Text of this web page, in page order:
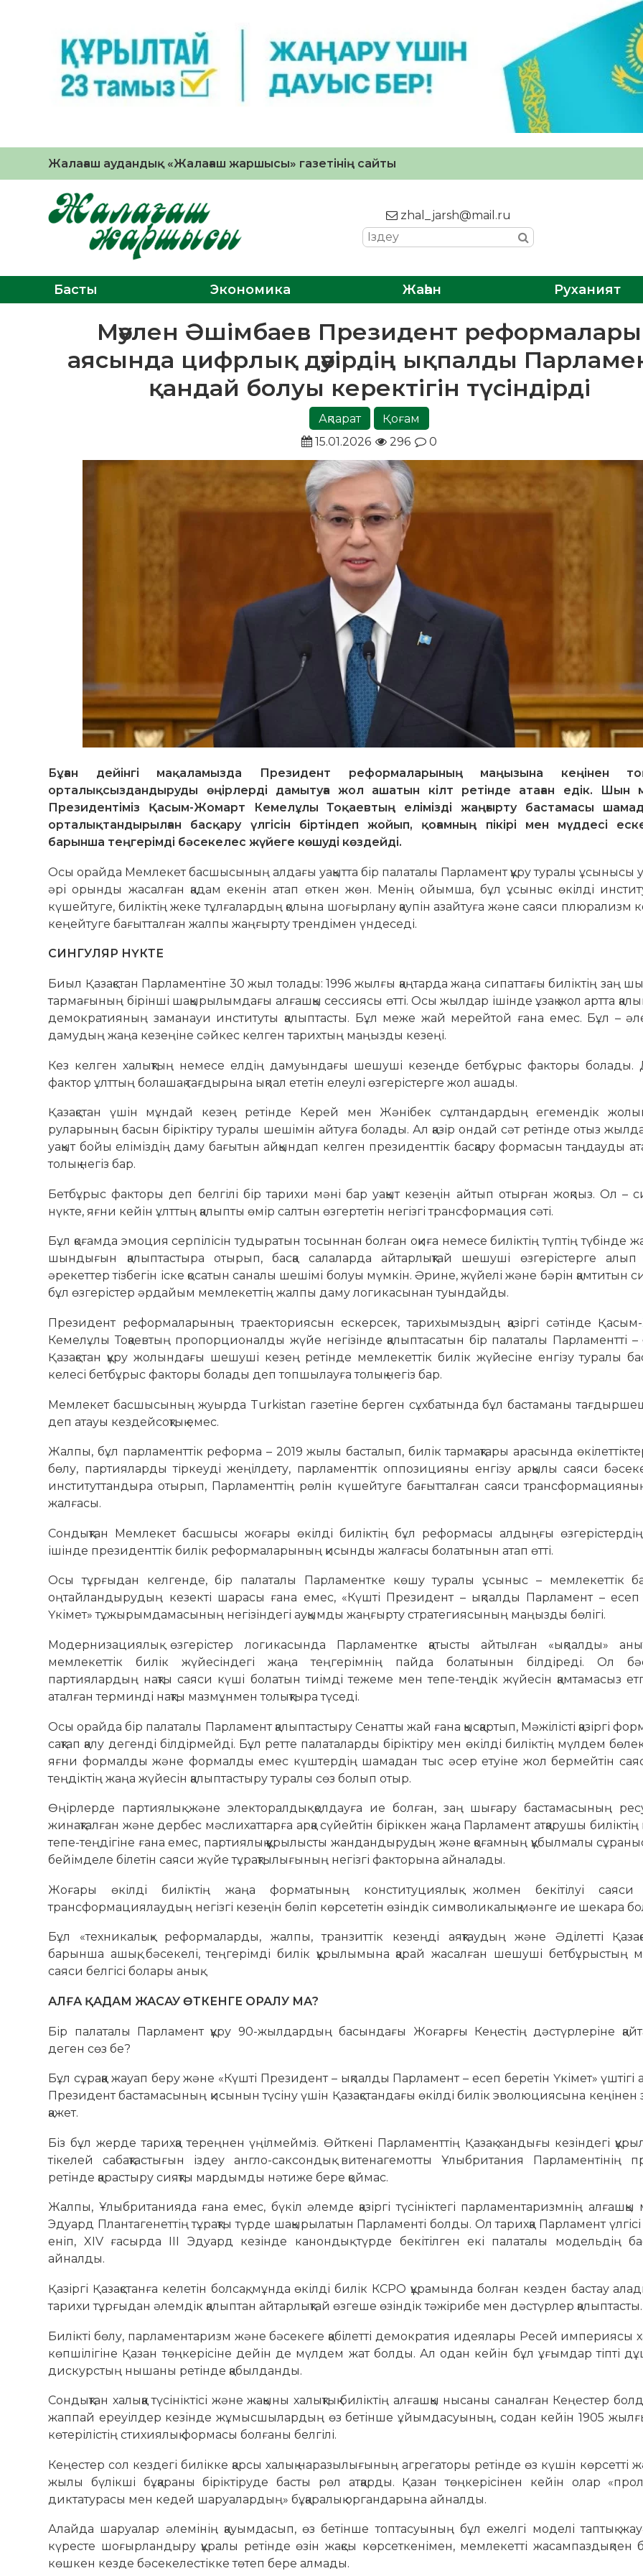
Жалағаш аудандық «Жалағаш жаршысы» газетінің сайты
zhal_jarsh@mail.ru
Басты Экономика Жаһан Руханият
Мәулен Әшімбаев Президент реформалары
аясында цифрлық дәуірдің ықпалды
қандай болуы керектігін түсіндірді
Ақпарат
Қоғам
15.01.2026
296 0
Бұған дейінгі мақаламызда Президент реформаларының маңызына кеңінен
орталықсыздандыруды өңірлерді дамытуға жол ашатын кілт ретінде атаған едік. Шын
Президентіміз Қасым-Жомарт Кемелұлы Тоқаевтың елімізді жаңғырту бастамасы
орталықтандырылған басқару үлгісін біртіндеп жойып, қоғамның пікірі мен мүддесі
барынша теңгерімді бәсекелес жүйеге көшуді көздейді.
Осы орайда Мемлекет басшысының алдағы уақытта бір палаталы Парламент құру туралы ұсынысы
әрі орынды жасалған қадам екенін атап өткен жөн. Менің ойымша, бұл ұсыныс өкілді
күшейтуге, биліктің жеке тұлғалардың қолына шоғырлану қаупін азайтуға және саяси плюрализм
кеңейтуге бағытталған жалпы жаңғырту трендімен үндеседі.
СИНГУЛЯР НҮКТЕ
Биыл Қазақстан Парламентіне 30 жыл толады: 1996 жылғы қаңтарда жаңа сипаттағы биліктің заң
тармағының бірінші шақырылымдағы алғашқы сессиясы өтті. Осы жылдар ішінде ұзақ жол артта
демократияның заманауи институты қалыптасты. Бұл меже жай мерейтой ғана емес. Бұл –
дамудың жаңа кезеңіне сәйкес келген тарихтың маңызды кезеңі.
Кез келген халықтың немесе елдің дамуындағы шешуші кезеңде бетбұрыс факторы болады.
фактор ұлттың болашақ тағдырына ықпал ететін елеулі өзгерістерге жол ашады.
Қазақстан үшін мұндай кезең ретінде Керей мен Жәнібек сұлтандардың егемендік
руларының басын біріктіру туралы шешімін айтуға болады. Ал қазір ондай сәт ретінде отыз
уақыт бойы еліміздің даму бағытын айқындап келген президенттік басқару формасын таңдауды
толық негіз бар.
Бетбұрыс факторы деп белгілі бір тарихи мәні бар уақыт кезеңін айтып отырған жоқпыз. Ол –
нүкте, яғни кейін ұлттың қалыпты өмір салтын өзгертетін негізгі трансформация сәті.
Бұл қоғамда эмоция серпілісін тудыратын тосыннан болған оқиға немесе биліктің түптің түбінде
шындығын қалыптастыра отырып, басқа салаларда айтарлықтай шешуші өзгерістерге алып
әрекеттер тізбегін іске қосатын саналы шешімі болуы мүмкін. Әрине, жүйелі және бәрін қамтитын
бұл өзгерістер әрдайым мемлекеттің жалпы даму логикасынан туындайды.
Президент реформаларының траекториясын ескерсек, тарихымыздың қазіргі сәтінде
Кемелұлы Тоқаевтың пропорционалды жүйе негізінде қалыптасатын бір палаталы Парламентті –
Қазақстан құру жолындағы шешуші кезең ретінде мемлекеттік билік жүйесіне енгізу туралы
келесі бетбұрыс факторы болады деп топшылауға толық негіз бар.
Мемлекет басшысының жуырда Turkistan газетіне берген сұхбатында бұл бастаманы
деп атауы кездейсоқтық емес.
Жалпы, бұл парламенттік реформа – 2019 жылы басталып, билік тармақтары арасында
бөлу, партияларды тіркеуді жеңілдету, парламенттік оппозицияны енгізу арқылы саяси
институттандыра отырып, Парламенттің рөлін күшейтуге бағытталған саяси
жалғасы.
Сондықтан Мемлекет басшысы жоғары өкілді биліктің бұл реформасы алдыңғы
ішінде президенттік билік реформаларының қисынды жалғасы болатынын атап өтті.
Осы тұрғыдан келгенде, бір палаталы Парламентке көшу туралы ұсыныс – мемлекеттік
оңтайландырудың кезекті шарасы ғана емес, «Күшті Президент – ықпалды Парламент – есеп
Үкімет» тұжырымдамасының негізіндегі ауқымды жаңғырту стратегиясының маңызды бөлігі.
Модернизациялық өзгерістер логикасында Парламентке қатысты айтылған «ықпалды»
мемлекеттік билік жүйесіндегі жаңа теңгерімнің пайда болатынын білдіреді. Ол
партиялардың нақты саяси күші болатын тиімді тежеме мен тепе-теңдік жүйесін қамтамасыз
аталған терминді нақты мазмұнмен толықтыра түседі.
Осы орайда бір палаталы Парламент қалыптастыру Сенатты жай ғана қысқартып, Мәжілісті қазіргі
сақтап қалу дегенді білдірмейді. Бұл ретте палаталарды біріктіру мен өкілді биліктің мүлдем бөлек
яғни формалды және формалды емес күштердің шамадан тыс әсер етуіне жол бермейтін
теңдіктің жаңа жүйесін қалыптастыру туралы сөз болып отыр.
Өңірлерде партиялық және электоралдық қолдауға ие болған, заң шығару бастамасының
жинақталған және дербес мәслихаттарға арқа сүйейтін біріккен жаңа Парламент атқарушы биліктің
тепе-теңдігіне ғана емес, партиялық құрылысты жандандырудың және қоғамның құбылмалы
бейімделе білетін саяси жүйе тұрақтылығының негізгі факторына айналады.
Жоғары өкілді биліктің жаңа форматының конституциялық жолмен бекітілуі саяси
трансформациялаудың негізгі кезеңін бөліп көрсететін өзіндік символикалық мәнге ие шекара
Бұл «техникалық» реформаларды, жалпы, транзиттік кезеңді аяқтаудың және Әділетті
барынша ашық, бәсекелі, теңгерімді билік құрылымына қарай жасалған шешуші бетбұрыстың
саяси белгісі болары анық.
АЛҒА ҚАДАМ ЖАСАУ ӨТКЕНГЕ ОРАЛУ МА?
Бір палаталы Парламент құру 90-жылдардың басындағы Жоғарғы Кеңестің дәстүрлеріне
деген сөз бе?
Бұл сұраққа жауап беру және «Күшті Президент – ықпалды Парламент – есеп беретін Үкімет» үштігі
Президент бастамасының қисынын түсіну үшін Қазақстандағы өкілді билік эволюциясына кеңінен
қажет.
Біз бұл жерде тарихқа тереңнен үңілмейміз. Өйткені Парламенттің Қазақ хандығы кезіндегі
тікелей сабақтастығын іздеу англо-саксондық витенагемотты Ұлыбритания Парламентінің
ретінде қарастыру сияқты мардымды нәтиже бере қоймас.
Жалпы, Ұлыбританияда ғана емес, бүкіл әлемде қазіргі түсініктегі парламентаризмнің алғашқы
Эдуард Плантагенеттің тұрақты түрде шақырылатын Парламенті болды. Ол тарихқа Парламент үлгісі
еніп, XIV ғасырда III Эдуард кезінде канондық түрде бекітілген екі палаталы модельдің
айналды.
Қазіргі Қазақстанға келетін болсақ, мұнда өкілді билік КСРО құрамында болған кезден бастау
тарихи тұрғыдан әлемдік қалыптан айтарлықтай өзгеше өзіндік тәжірибе мен дәстүрлер қалыптасты.
Билікті бөлу, парламентаризм және бәсекеге қабілетті демократия идеялары Ресей империясы
көпшілігіне Қазан төңкерісіне дейін де мүлдем жат болды. Ал одан кейін бұл ұғымдар тіпті
дискурстың нышаны ретінде қабылданды.
Сондықтан халыққа түсініктісі және жақыны халықтық биліктің алғашқы нысаны саналған Кеңестер
жаппай ереуілдер кезінде жұмысшылардың өз бетінше ұйымдасуының, содан кейін 1905
көтерілістің стихиялық формасы болғаны белгілі.
Кеңестер сол кездегі билікке қарсы халық наразылығының агрегаторы ретінде өз күшін көрсетті
жылы бүлікші бұқараны біріктіруде басты рөл атқарды. Қазан төңкерісінен кейін олар
диктатурасы мен кедей шаруалардың» бұқаралық органдарына айналды.
Алайда шаруалар әлемінің қауымдасып, өз бетінше топтасуының бұл ежелгі моделі таптық
күресте шоғырландыру құралы ретінде өзін жақсы көрсеткенімен, мемлекетті жасампаздықпен
көшкен кезде бәсекелестікке төтеп бере алмады.